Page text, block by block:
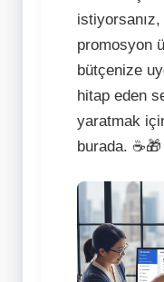
promosyon
bütçenize
hitap eden
yaratmak
burada. ☕🎁